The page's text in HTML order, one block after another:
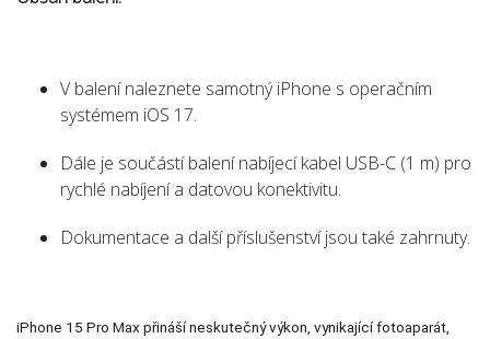
V balení naleznete samotný iPhone s operačním
systémem iOS 17.
Dále je součástí balení nabíjecí kabel USB-C (1 m) pro
rychlé nabíjení a datovou konektivitu.
Dokumentace a další příslušenství jsou také zahrnuty.
iPhone 15 Pro Max přináší neskutečný výkon, vynikající fotoaparát,